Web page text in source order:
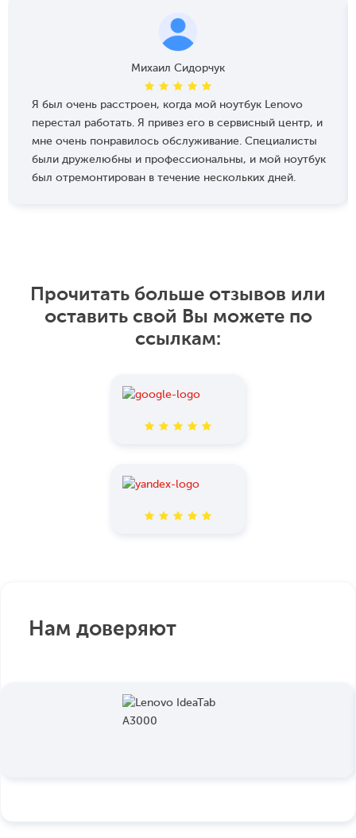
Михаил Сидорчук
Я был очень расстроен, когда мой ноутбук Lenovo
перестал работать. Я привез его в сервисный центр, и
мне очень понравилось обслуживание. Специалисты
были дружелюбны и профессиональны, и мой ноутбук
был отремонтирован в течение нескольких дней.
Прочитать больше отзывов или
оставить свой Вы можете по
ссылкам:
Нам доверяют